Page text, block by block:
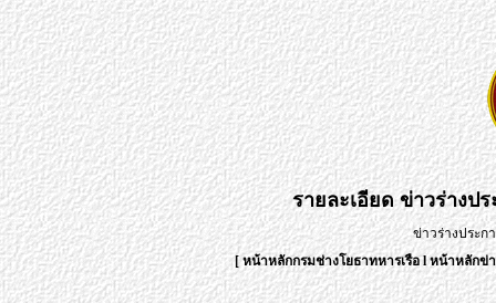
รายละเอียดข่าวร่างป
ข่าวร่างประก
[หน้าหลักกรมช่างโยธาทหารเรือlหน้าหลักข่